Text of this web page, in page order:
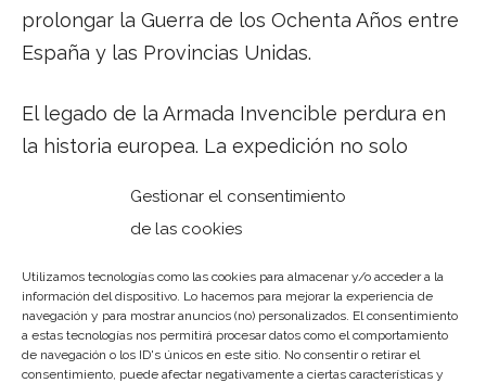
Gestionar el consentimiento
de las cookies
Utilizamos tecnologías como las cookies para almacenar y/o acceder a la
información del dispositivo. Lo hacemos para mejorar la experiencia de
navegación y para mostrar anuncios (no) personalizados. El consentimiento
a estas tecnologías nos permitirá procesar datos como el comportamiento
de navegación o los ID's únicos en este sitio. No consentir o retirar el
consentimiento, puede afectar negativamente a ciertas características y
prolongar la Guerra de los Ochenta Años entre
España y las Provincias Unidas.
El legado de la Armada Invencible perdura en
la historia europea. La expedición no solo
Invencible se convirtió en un hito crucial que
influyó en las estrategias militares y en la
diplomacia europea en los años venideros,
consolidando la posición de Inglaterra como